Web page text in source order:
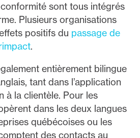
sont tous intégrés
Plusieurs organisations
positifs du passage de
.
entièrement bilingue
tant dans l’application
à la clientèle. Pour les
dans les deux langues
québécoises ou les
des contacts au